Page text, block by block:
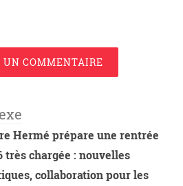
UN COMMENTAIRE
Hermé prépare une rentrée
très chargée : nouvelles
collaboration pour les